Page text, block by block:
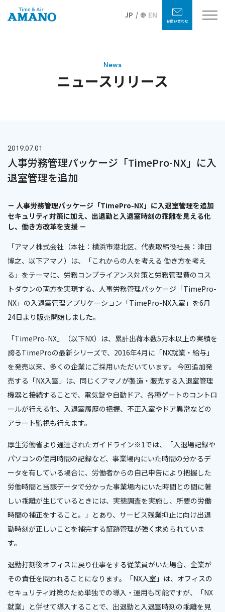
JP EN
News
ニュースリリース
2019.07.01
人事労務管理パッケージ「TimePro-NX」に入
退室管理を追加
－ 人事労務管理パッケージ「TimePro-NX」に入退室管理を追加
セキュリティ対策に加え、出退勤と入退室時刻の乖離を見える化
し、働き方改革を支援 －
「アマノ株式会社（本社：横浜市港北区、代表取締役社長：津田
博之、以下アマノ）は、「これからの人を考える 働き方を考え
る」をテーマに、労務コンプライアンス対策と労務管理費のコス
トダウンの両方を実現する、人事労務管理パッケージ「TimePro-
NX」の入退室管理アプリケーション「TimePro-NX入室」を6月
24日より販売開始しました。
「TimePro-NX」（以下NX）は、累計出荷本数5万本以上の実績を
誇るTimeProの最新シリーズで、2016年4月に「NX就業・給与」
を発売以来、多くの企業にご採用いただいています。 今回追加発
売する「NX入室」は、同じくアマノが製造・販売する入退室管理
機器と接続することで、電気錠や自動ドア、各種ゲートのコントロ
ールが行える他、入退室履歴の把握、不正入室やドア異常などの
アラート監視も行えます。
厚生労働省より通達されたガイドライン※1では、「入退場記録や
パソコンの使用時間の記録など、事業場内にいた時間の分かるデ
ータを有している場合に、労働者からの自己申告により把握した
労働時間と当該データで分かった事業場内にいた時間との間に著
しい乖離が生じているときには、実態調査を実施し、所要の労働
時間の補正をすること。」とあり、サービス残業抑止に向け出退
勤時刻が正しいことを補完する証跡管理が強く求められていま
す。
退勤打刻後オフィスに戻り仕事をする従業員がいた場合、企業が
その責任を問われることになります。「NX入室」は、オフィスの
セキュリティ対策のため単独での導入・運用も可能ですが、「NX
就業」と併せて導入することで、出退勤と入退室時刻の乖離を見